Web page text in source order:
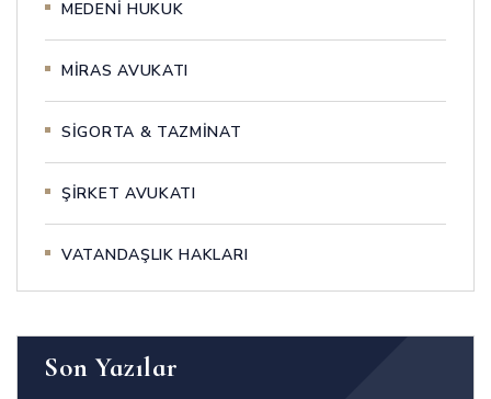
MEDENİ HUKUK
MİRAS AVUKATI
SİGORTA & TAZMİNAT
ŞİRKET AVUKATI
VATANDAŞLIK HAKLARI
Son Yazılar